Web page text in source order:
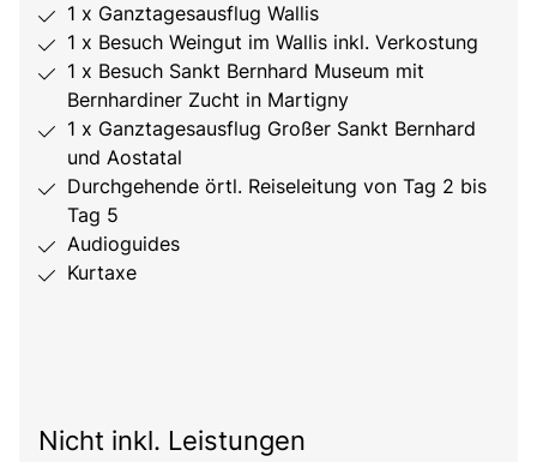
1 x Ganztagesausflug Wallis
1 x Besuch Weingut im Wallis inkl. Verkostung
1 x Besuch Sankt Bernhard Museum mit
Bernhardiner Zucht in Martigny
1 x Ganztagesausflug Großer Sankt Bernhard
und Aostatal
Durchgehende örtl. Reiseleitung von Tag 2 bis
Tag 5
Audioguides
Kurtaxe
Nicht inkl. Leistungen